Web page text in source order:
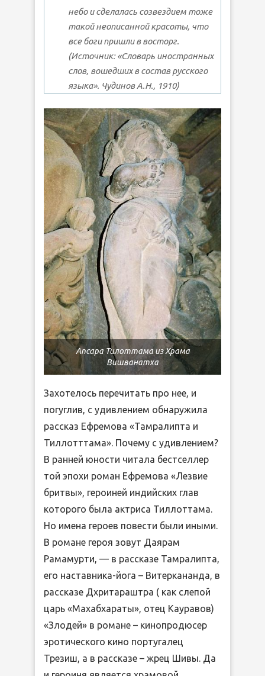
небо и сделалась созвездием тоже
такой неописанной красоты, что
все боги пришли в восторг.
(Источник: «Словарь иностранных
слов, вошедших в состав русского
языка». Чудинов А.Н., 1910)
Апсара Тилоттама из Храма
Вишванатха
Захотелось перечитать про нее, и
погуглив, с удивлением обнаружила
рассказ Ефремова «Тамралипта и
Тиллотттама». Почему с удивлением?
В ранней юности читала бестселлер
той эпохи роман Ефремова «Лезвие
бритвы», героиней индийских глав
которого была актриса Тиллоттама.
Но имена героев повести были иными.
В романе героя зовут Даярам
Рамамурти, — в рассказе Тамралипта,
его наставника-йога – Витеркананда, в
рассказе Дхритараштра ( как слепой
царь «Махабхараты», отец Кауравов)
«Злодей» в романе – кинопродюсер
эротического кино португалец
Трезиш, а в рассказе – жрец Шивы. Да